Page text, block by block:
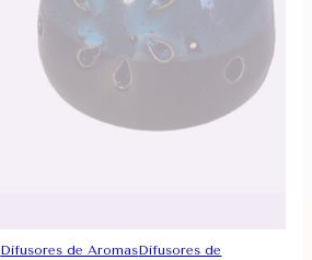
Difusores de AromasDifusores de